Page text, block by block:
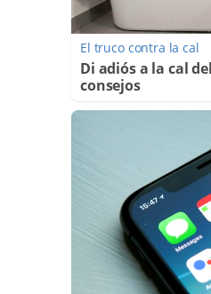
El truco contra la cal
Di adiós a la cal
consejos